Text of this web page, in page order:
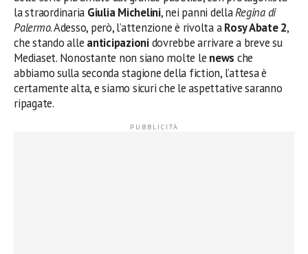
la straordinaria Giulia Michelini, nei panni dellaRegina di
Palermo. Adesso, però, l’attenzione è rivolta aRosy Abate 2,
che stando alle anticipazionidovrebbe arrivare a breve su
Mediaset. Nonostante non siano molte le news che
abbiamo sulla seconda stagione della fiction, l’attesa è
certamente alta, e siamo sicuri che le aspettative saranno
ripagate.